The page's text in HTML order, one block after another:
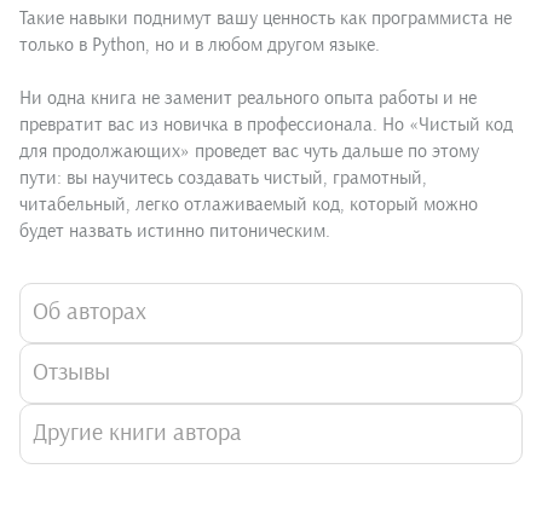
Такие навыки поднимут вашу ценность как программиста не
только в Python, но и в любом другом языке.
Ни одна книга не заменит реального опыта работы и не
превратит вас из новичка в профессионала. Но «Чистый код
для продолжающих» проведет вас чуть дальше по этому
пути: вы научитесь создавать чистый, грамотный,
читабельный, легко отлаживаемый код, который можно
будет назвать истинно питоническим.
Об авторах
Отзывы
Другие книги автора